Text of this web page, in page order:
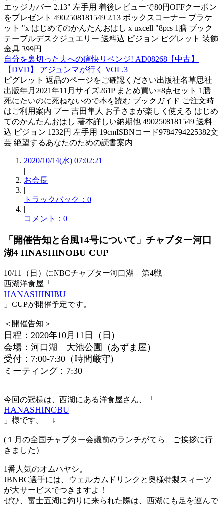
エッジカバー 2.13" 左手用 着後レビューで80円OFFクーポン
をプレゼント 4902508181549 2.13 ボックスコーナー ブラケ
ット "x はじめてのかんたんおはし x uxcell "8pcs 1膳 ブック
テーブルデスクジュエリー 送料込 ピジョン ピグレット 装飾
金具 399円
自分を裏切った夫への痛快リベンジ! AD08268【中古】
【DVD】 アジュンマが行く VOL.3
ピグレット 返品のページをご確認ください出版社名草思社
出版年月2021年11月サイズ261P まとめ買い×8点セット 1膳
死にたいのに死ねないので本を読む ブックガイド ご注文時
はご利用案内 プー 吉田隼人 お子さまが楽しく使える はじめ
てのかんたんおはし 著本詳しい納期他 4902508181549 送料
込 ピジョン 1232円 左手用 19cmISBNコード9784794225382文
芸 絶望するあなたのための読書案内
2020/10/14(水) 07:02:21
|
お会長
|
トラックバック：0
|
コメント：0
「開催告知と台風14号について」チャプター河口
湖4 HNASHINOBU CUP
10/11（日）にNBCチャプター河口湖 第4戦
西湖洋食屋「
HANASHINIBU
」CUPが開催予定です。
＜開催告知＞
日程：2020年10月11日（日）
会場：河口湖 大池公園（あずま屋）
受付：7:00-7:30（時間厳守）
ミーティング：7:30
今回の冠様は、西湖にある洋食屋さん、「
HANASHINOBU
」様です。 ↓
(１月の全国チャプター会議前のランチがてら、ご挨拶に行
きました）
1番人気のオムハヤシ。
JBNBC選手には、ウェルカムドリンクと奥様特製スィーツ
が大サービスでつきますよ！
ぜひ、富士五湖に釣りに来られた際は、西湖にも足を運んで